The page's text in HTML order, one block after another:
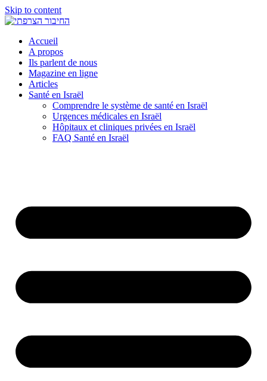
Skip to content
Accueil
A propos
Ils parlent de nous
Magazine en ligne
Articles
Santé en Israël
Comprendre le système de santé en Israël
Urgences médicales en Israël
Hôpitaux et cliniques privées en Israël
FAQ Santé en Israël